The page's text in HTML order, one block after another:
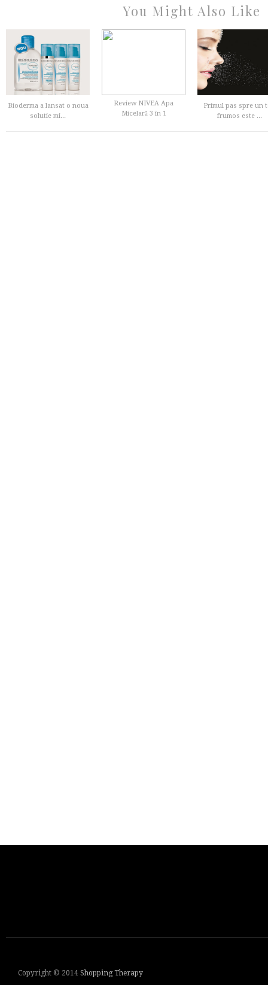
You Might Also Like
Bioderma a lansat o noua
solutie mi...
Review NIVEA Apa
Micelară 3 în 1
Primul pas spre un
frumos este ...
Copyright © 2014 Shopping Therapy